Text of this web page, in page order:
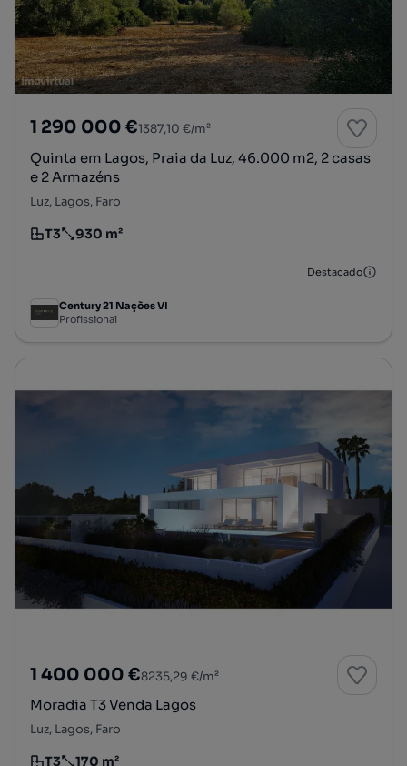
1 290 000 €1387,10 €/m²
Quinta em Lagos, Praia da Luz, 46.000 m2, 2 casas
e 2 Armazéns
Luz, Lagos, Faro
Tipologia
T3
Preço por metro quadrado
930 m²
Destacado
Century 21 Nações VI
Profissional
1 400 000 €8235,29 €/m²
Moradia T3 Venda Lagos
Luz, Lagos, Faro
T3 170 m²